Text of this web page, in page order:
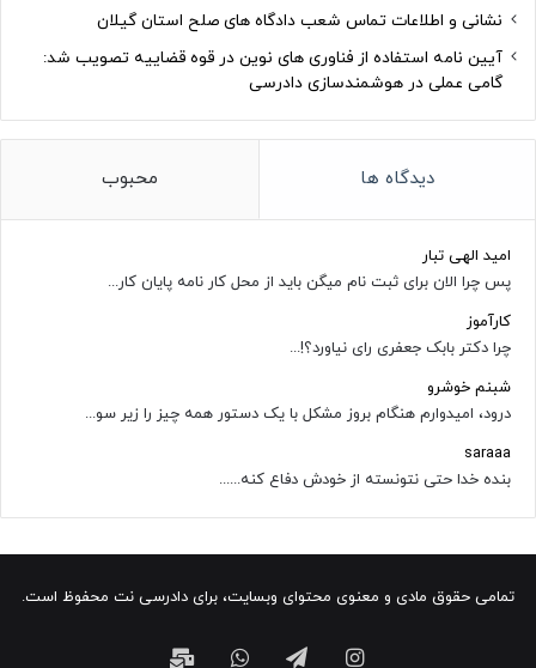
نشانی و اطلاعات تماس شعب دادگاه های صلح استان گیلان
آیین نامه استفاده از فناوری های نوین در قوه قضاییه تصویب شد:
گامی عملی در هوشمندسازی دادرسی
دیدگاه ها محبوب
امید الهی تبار
پس چرا الان برای ثبت نام میگن باید از محل کار نامه پایان کار...
کارآموز
چرا دکتر بابک جعفری رای نیاورد؟!...
شبنم خوشرو
درود، امیدوارم هنگام بروز مشکل با یک دستور همه چیز را زیر سو...
saraaa
بنده خدا حتی نتونسته از خودش دفاع کنه......
تمامی حقوق مادی و معنوی محتوای وبسایت، برای دادرسی نت محفوظ است.
اینستاگرامتلگرامواتس ایمیل